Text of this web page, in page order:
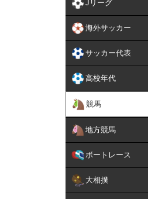
Jリーグ
海外サッカー
サッカー代表
高校年代
競馬
地方競馬
ボートレース
大相撲